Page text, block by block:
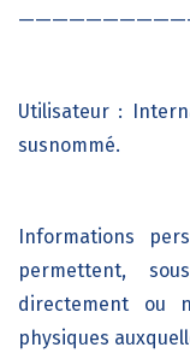
Utilisateur :
susnommé.
Informations
permettent,
directement ou
physiques